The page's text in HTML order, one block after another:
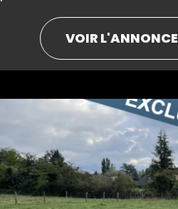
VOIR L'ANNONCE